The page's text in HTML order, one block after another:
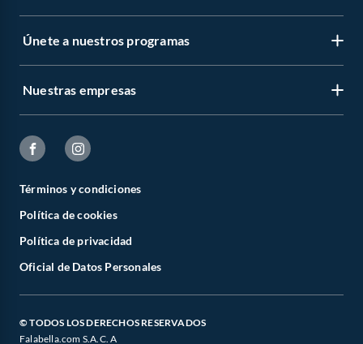
Únete a nuestros programas
Nuestras empresas
Términos y condiciones
Política de cookies
Política de privacidad
Oficial de Datos Personales
© TODOS LOS DERECHOS RESERVADOS
Falabella.com S.A.C. A